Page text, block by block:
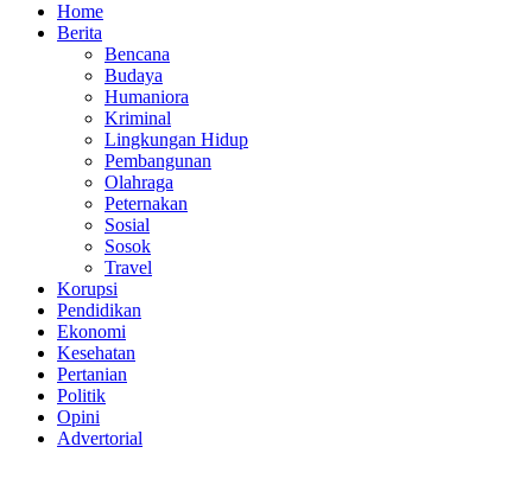
Home
Berita
Bencana
Budaya
Humaniora
Kriminal
Lingkungan Hidup
Pembangunan
Olahraga
Peternakan
Sosial
Sosok
Travel
Korupsi
Pendidikan
Ekonomi
Kesehatan
Pertanian
Politik
Opini
Advertorial